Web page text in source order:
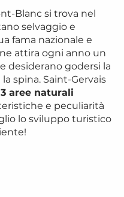
Blanc si trova nel
selvaggio e
fama nazionale e
attira ogni anno un
desiderano godersi la
spina. Saint-Gervais
3 aree naturali
e peculiarità
lo sviluppo turistico